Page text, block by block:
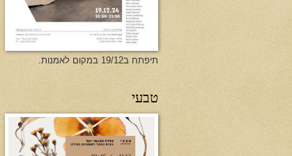
תיפתח ב19/12 במקום לאמנות.
טבעי